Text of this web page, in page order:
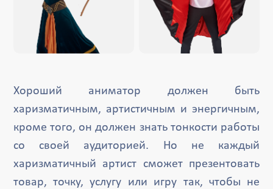
Хороший аниматор должен быть
харизматичным, артистичным и энергичным,
кроме того, он должен знать тонкости работы
со своей аудиторией. Но не каждый
харизматичный артист сможет презентовать
товар, точку, услугу или игру так, чтобы не